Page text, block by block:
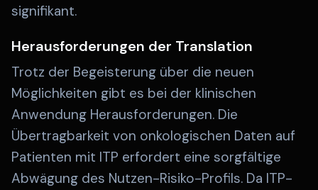
signifikant.
Herausforderungen der Translation
Trotz der Begeisterung über die neuen
Möglichkeiten gibt es bei der klinischen
Anwendung Herausforderungen. Die
Übertragbarkeit von onkologischen Daten auf
Patienten mit ITP erfordert eine sorgfältige
Abwägung des Nutzen-Risiko-Profils. Da ITP-